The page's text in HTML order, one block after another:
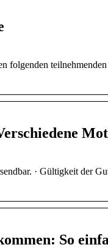
folgenden
· Gültigkeit der
So